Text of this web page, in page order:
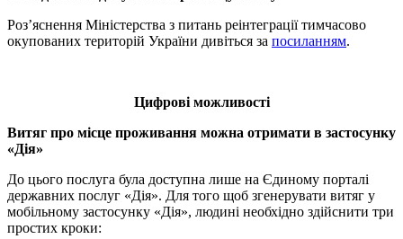
Роз’яснення Міністерства з питань реінтеграції тимчасово
окупованих територій України дивіться за посиланням.
Цифрові можливості
Витяг про місце проживання можна отримати в застосунку
«Дія»
До цього послуга була доступна лише на Єдиному порталі
державних послуг «Дія». Для того щоб згенерувати витяг у
мобільному застосунку «Дія», людині необхідно здійснити три
простих кроки: